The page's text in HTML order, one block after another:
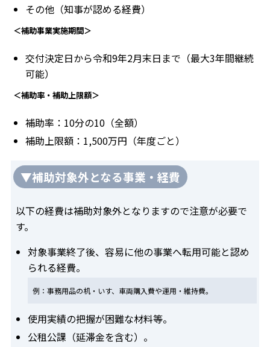
その他（知事が認める経費）
＜補助事業実施期間＞
交付決定日から令和9年2月末日まで（最大3年間継続
可能）
＜補助率・補助上限額＞
補助率：10分の10（全額）
補助上限額：1,500万円（年度ごと）
▼補助対象外となる事業・経費
以下の経費は補助対象外となりますので注意が必要で
す。
対象事業終了後、容易に他の事業へ転用可能と認め
られる経費。
例：事務用品の机・いす、車両購入費や運用・維持費。
使用実績の把握が困難な材料等。
公租公課（延滞金を含む）。